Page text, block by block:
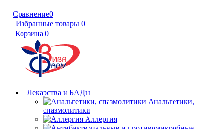
Сравнение0
Избранные товары 0
Корзина 0
Лекарства и БАДы
Анальгетики,
спазмолитики
Аллергия